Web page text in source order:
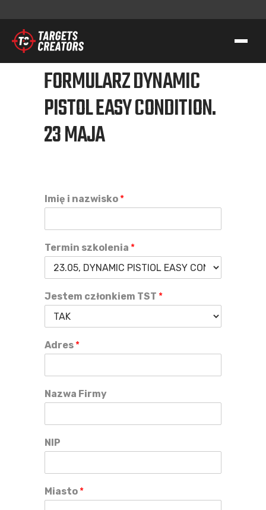
KONTAKT
TC GROUP
STRZELECTWO SPORTOWO-TAKTYCZNE
TC GEAR
KONTAKT
FORMULARZ DYNAMIC
PISTOL EASY CONDITION.
23 MAJA
Imię i nazwisko *
Termin szkolenia *
Jestem członkiem TST *
Adres *
Nazwa Firmy
NIP
Miasto *